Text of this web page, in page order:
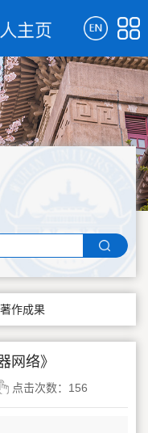
著作成果
网络》
点击次数： 156